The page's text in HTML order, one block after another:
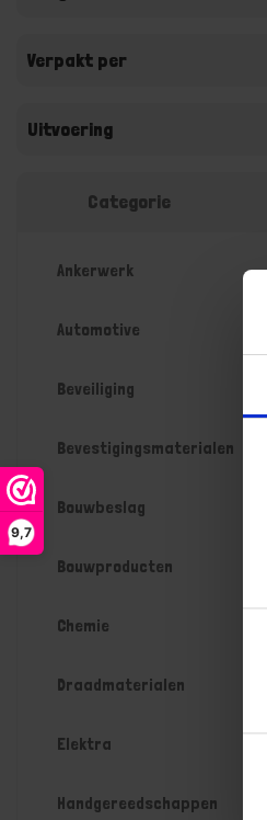
9,7
Verpakt per
Uitvoering
Categorie
Ankerwerk
Automotive
Beveiliging
Bevestigingsmaterialen
Bouwbeslag
Bouwproducten
Chemie
Draadmaterialen
Elektra
Handgereedschappen